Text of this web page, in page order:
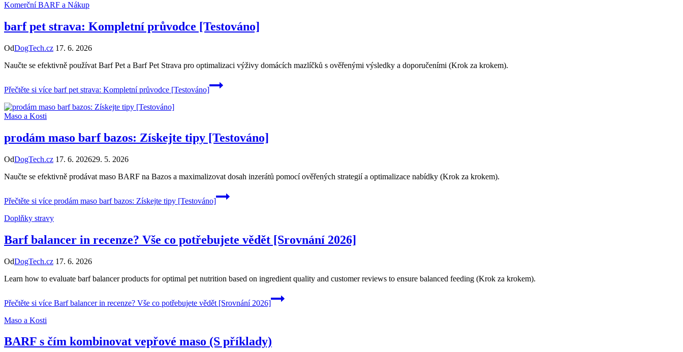
Komerční BARF a Nákup
barf pet strava: Kompletní průvodce [Testováno]
OdDogTech.cz 17. 6. 2026
Naučte se efektivně používat Barf Pet a Barf Pet Strava pro optimalizaci výživy domácích mazlíčků s ověřenými výsledky a doporučeními (Krok za krokem).
Přečtěte si více barf pet strava: Kompletní průvodce [Testováno]
Maso a Kosti
prodám maso barf bazos: Získejte tipy [Testováno]
OdDogTech.cz 17. 6. 202629. 5. 2026
Naučte se efektivně prodávat maso BARF na Bazos a maximalizovat dosah inzerátů pomocí ověřených strategií a optimalizace nabídky (Krok za krokem).
Přečtěte si více prodám maso barf bazos: Získejte tipy [Testováno]
Doplňky stravy
Barf balancer in recenze? Vše co potřebujete vědět [Srovnání 2026]
OdDogTech.cz 17. 6. 2026
Learn how to evaluate barf balancer products for optimal pet nutrition based on ingredient quality and customer reviews to ensure balanced feeding (Krok za krokem).
Přečtěte si více Barf balancer in recenze? Vše co potřebujete vědět [Srovnání 2026]
Maso a Kosti
BARF s čím kombinovat vepřové maso (S příklady)